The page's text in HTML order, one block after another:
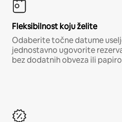
Fleksibilnost koju želite
Odaberite točne datume
jednostavno ugovorite
bez dodatnih obveza ili